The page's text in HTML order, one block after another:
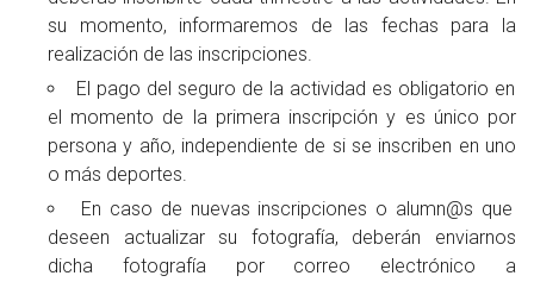
su momento, informaremos de las fechas para la
realización de las inscripciones.
El pago del seguro de la actividad es obligatorio en
el momento de la primera inscripción y es único por
persona y año, independiente de si se inscriben en uno
o más deportes.
En caso de nuevas inscripciones o alumn@s que
deseen actualizar su fotografía, deberán enviarnos
dicha fotografía por correo electrónico a